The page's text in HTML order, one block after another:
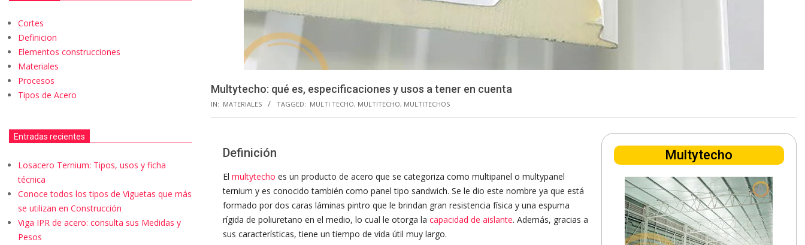
Multytecho: qué es, especificaciones y usos a tener en cuenta
IN: MATERIALES TAGGED: MULTI TECHO, MULTITECHO, MULTITECHOS
Definición
El multytecho es un producto de acero que se categoriza como multipanel o multypanel
ternium y es conocido también como panel tipo sandwich. Se le dio este nombre ya que está
formado por dos caras láminas pintro que le brindan gran resistencia física y una espuma
rígida de poliuretano en el medio, lo cual le otorga la capacidad de aislante. Además, gracias a
sus características, tiene un tiempo de vida útil muy largo.
Multytecho
Cortes
Definicion
Elementos construcciones
Materiales
Procesos
Tipos de Acero
Entradas recientes
Losacero Ternium: Tipos, usos y ficha
técnica
Conoce todos los tipos de Viguetas que más
se utilizan en Construcción
Viga IPR de acero: consulta sus Medidas y
Pesos